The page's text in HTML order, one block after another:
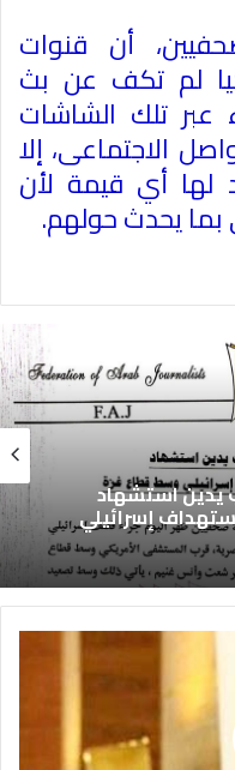
أن قنوات
لم تكف عن بث
عبر تلك الشاشات
الاجتماعى، إلا
لها أي قيمة لأن
بما يحدث حولهم.
يدين استشهاد
إسرائيلي